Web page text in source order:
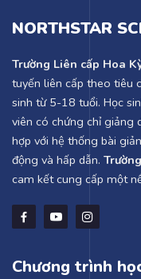
NORTHSTAR
Trường Liên cấp Hoa
tuyến liên cấp theo tiêu
sinh từ 5-18 tuổi. Học
viên có chứng chỉ giảng
hợp với hệ thống bài
động và hấp dẫn.
cam kết cung cấp một
Chương trình